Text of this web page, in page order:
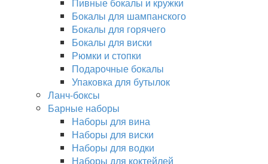
Бокалы для шампанского
Бокалы для горячего
Бокалы для виски
Рюмки и стопки
Подарочные бокалы
Упаковка для бутылок
Ланч-боксы
Барные наборы
Наборы для вина
Наборы для виски
Наборы для водки
Наборы для коктейлей